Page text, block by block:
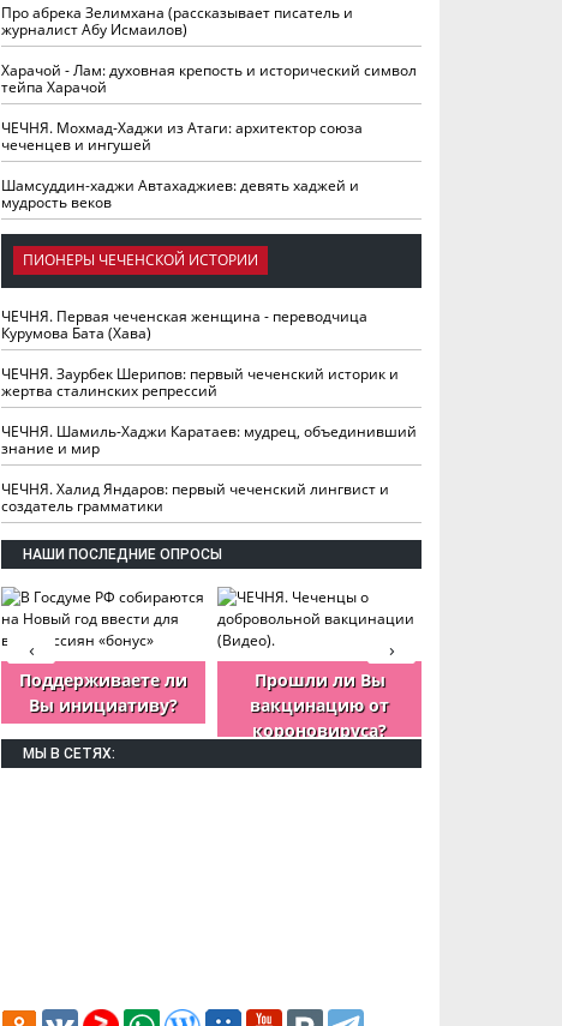
Про абрека Зелимхана (рассказывает писатель и
журналист Абу Исмаилов)
Харачой - Лам: духовная крепость и исторический символ
тейпа Харачой
ЧЕЧНЯ. Мохмад-Хаджи из Атаги: архитектор союза
чеченцев и ингушей
Шамсуддин-хаджи Автахаджиев: девять хаджей и
мудрость веков
ПИОНЕРЫ ЧЕЧЕНСКОЙ ИСТОРИИ
ЧЕЧНЯ. Первая чеченская женщина - переводчица
Курумова Бата (Хава)
ЧЕЧНЯ. Заурбек Шерипов: первый чеченский историк и
жертва сталинских репрессий
ЧЕЧНЯ. Шамиль-Хаджи Каратаев: мудрец, объединивший
знание и мир
ЧЕЧНЯ. Халид Яндаров: первый чеченский лингвист и
создатель грамматики
НАШИ ПОСЛЕДНИЕ ОПРОСЫ
Поддерживаете ли
Вы инициативу?
Прошли ли Вы
вакцинацию от
короновируса?
›
‹
МЫ В СЕТЯХ: